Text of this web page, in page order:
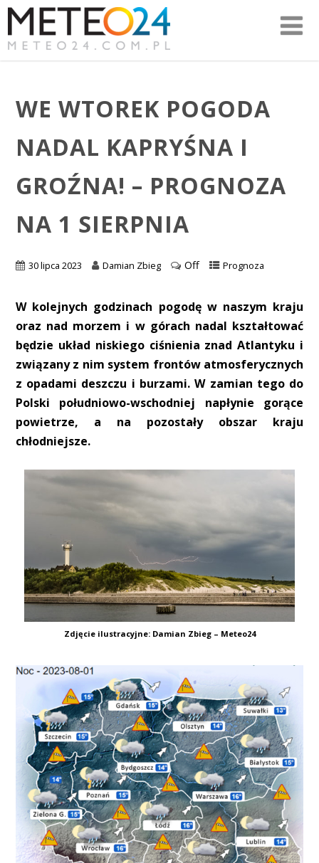
WE WTOREK POGODA
NADAL KAPRYŚNA I
GROŹNA! – PROGNOZA
NA 1 SIERPNIA
30 lipca 2023 Damian Zbieg Off Prognoza
W kolejnych godzinach pogodę w naszym kraju
oraz nad morzem i w górach nadal kształtować
będzie układ niskiego ciśnienia znad Atlantyku i
związany z nim system frontów atmosferycznych
z opadami deszczu i burzami. W zamian tego do
Polski południowo-wschodniej napłynie gorące
powietrze, a na pozostały obszar kraju
chłodniejsze.
Zdjęcie ilustracyjne: Damian Zbieg – Meteo24